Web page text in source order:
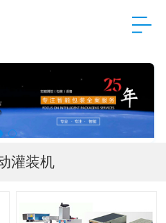
灌装机